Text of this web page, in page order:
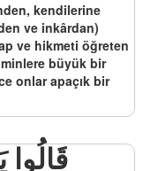
kendilerine
ve inkârdan)
ve hikmeti öğreten
büyük bir
onlar apaçık bir